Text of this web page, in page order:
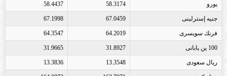
يورو 58.3174
58.4437
جنيه إسترلينى 67.0459
67.1998
فرنك سويسرى 64.2019
64.3547
100 ين يابانى 31.8927
31.9665
ريال سعودى 13.3548
13.3836